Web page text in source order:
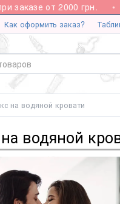
от 2000 грн.
Как оформить заказ?
на водяной кровати
водяной